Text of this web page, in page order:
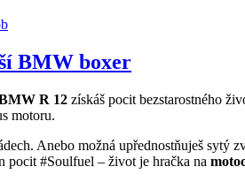
BMW boxer
R 12 získáš pocit bezstarostného
motoru.
Anebo možná upřednostňuješ sytý
pocit #Soulfuel – život je hračka na